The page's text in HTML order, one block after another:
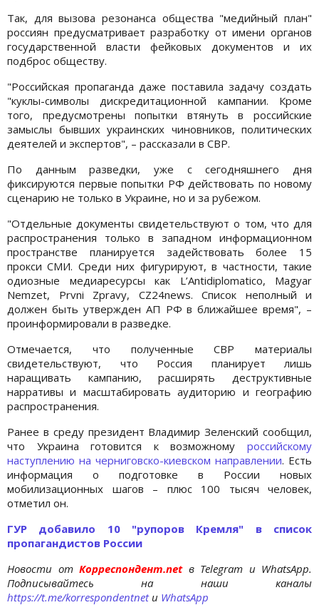
Так, для вызова резонанса общества "медийный план"
россиян предусматривает разработку от имени органов
государственной власти фейковых документов и их
подброс обществу.
"Российская пропаганда даже поставила задачу создать
"куклы-символы дискредитационной кампании. Кроме
того, предусмотрены попытки втянуть в российские
замыслы бывших украинских чиновников, политических
деятелей и экспертов", – рассказали в СВР.
По данным разведки, уже с сегодняшнего дня
фиксируются первые попытки РФ действовать по новому
сценарию не только в Украине, но и за рубежом.
"Отдельные документы свидетельствуют о том, что для
распространения только в западном информационном
пространстве планируется задействовать более 15
прокси СМИ. Среди них фигурируют, в частности, такие
одиозные медиаресурсы как L’Antidiplomatico, Magyar
Nemzet, Prvni Zpravy, CZ24news. Список неполный и
должен быть утвержден АП РФ в ближайшее время", –
проинформировали в разведке.
Отмечается, что полученные СВР материалы
свидетельствуют, что Россия планирует лишь
наращивать кампанию, расширять деструктивные
нарративы и масштабировать аудиторию и географию
распространения.
Ранее в среду президент Владимир Зеленский сообщил,
что Украина готовится к возможному российскому
наступлению на черниговско-киевском направлении. Есть
информация о подготовке в России новых
мобилизационных шагов – плюс 100 тысяч человек,
отметил он.
ГУР добавило 10 "рупоров Кремля" в список
пропагандистов России
Новости отКорреспондент.net в Telegram и WhatsApp.
Подписывайтесь на наши каналы
https://t.me/korrespondentnetи WhatsApp